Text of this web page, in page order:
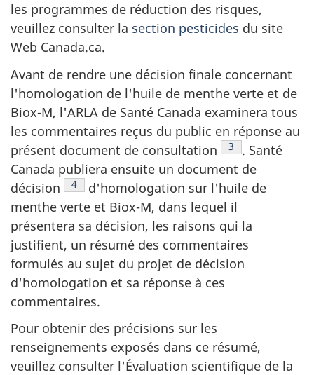
les programmes de réduction des risques,
veuillez consulter la section pesticides du site
Web Canada.ca.
Avant de rendre une décision finale concernant
l'homologation de l'huile de menthe verte et de
Biox-M, l'ARLA de Santé Canada examinera tous
les commentaires reçus du public en réponse au
présent document de consultation
Note de bas de
3
. Santé
Canada publiera ensuite un document de
décision
Note de bas de page
4
d'homologation sur l'huile de
menthe verte et Biox-M, dans lequel il
présentera sa décision, les raisons qui la
justifient, un résumé des commentaires
formulés au sujet du projet de décision
d'homologation et sa réponse à ces
commentaires.
Pour obtenir des précisions sur les
renseignements exposés dans ce résumé,
veuillez consulter l'Évaluation scientifique de la